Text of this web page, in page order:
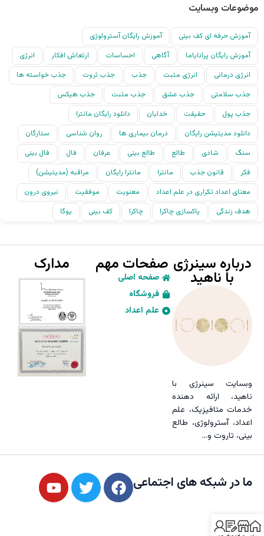
موضوعات وبسایت
آموزش حرفه ای کف بینی
آموزش رایگان آسترولوژی
آموزش رایگان پرانایاما
آگاهی احساسات ارتعاش افکار
انرژی
انرژی درمانی
انرژی مثبت جذب جذب ثروت
جذب خواسته ها
جذب سلامتی
جذب عشق جذب مثبت
جذب هیکس
جذب پول
حقیقت خدایان
دانلود رایگان مانترا
دانلود مدیتیشن رایگان
درمان بیماری ها روان شناسی
ستارگان
سنگ
شادی طالع طالع بینی عرفان فال
فال بینی
فکر
قانون جذب مانترا مانترا رایگان
مراقبه (مدیتیشن)
معنای اعداد تکراری در علم اعداد
معنویت موفقیت
نیروی درون
هدف زندگی
پاکسازی چاکرا چاکرا کف بینی یوگا
درباره سینرژی
با ناهید
وبسایت سینرژی با
ناهید، ارائه دهنده
خدمات متافیزیک، علم
اعداد، آسترولوژی، طالع
بینی، تاروت و…
صفحات مهم
صفحه اصلی
فروشگاه
علم اعداد
مدارک
ما در شبکه های اجتماعی